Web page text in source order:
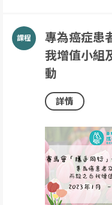
專為癌症患
我增值小組
動
詳情